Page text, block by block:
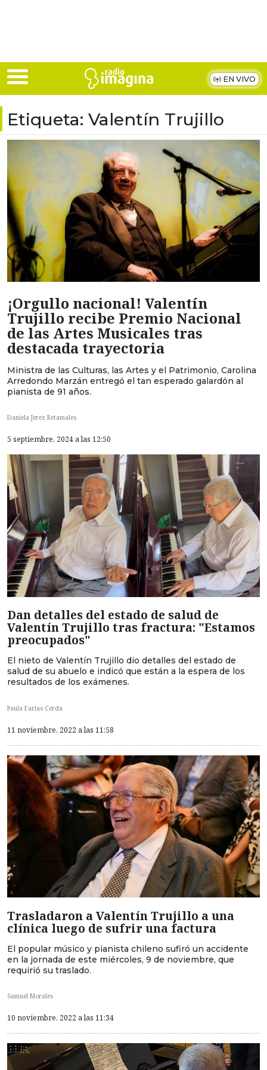
EN VIVO
Etiqueta: Valentín Trujillo
¡Orgullo nacional! Valentín
Trujillo recibe Premio Nacional
de las Artes Musicales tras
destacada trayectoria
Ministra de las Culturas, las Artes y el Patrimonio, Carolina
Arredondo Marzán entregó el tan esperado galardón al
pianista de 91 años.
Daniela Jerez Retamales
5 septiembre, 2024 a las 12:50
Dan detalles del estado de salud de
Valentín Trujillo tras fractura: "Estamos
preocupados"
El nieto de Valentín Trujillo dio detalles del estado de
salud de su abuelo e indicó que están a la espera de los
resultados de los exámenes.
Paula Farías Cerda
11 noviembre, 2022 a las 11:58
Trasladaron a Valentín Trujillo a una
clínica luego de sufrir una factura
El popular músico y pianista chileno sufiró un accidente
en la jornada de este miércoles, 9 de noviembre, que
requirió su traslado.
Samuel Morales
10 noviembre, 2022 a las 11:34